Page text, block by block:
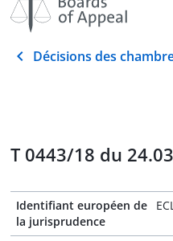
Décisions des
T 0443/18 du
Identifiant européen de
la jurisprudence